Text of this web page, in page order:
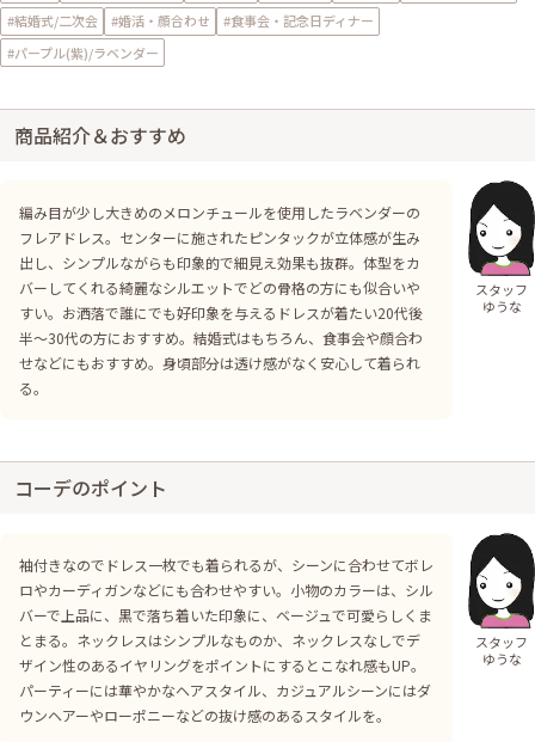
#結婚式/二次会
#婚活・顔合わせ
#食事会・記念日ディナー
#パープル(紫)/ラベンダー
商品紹介＆おすすめ
編み目が少し大きめのメロンチュールを使用したラベンダーの
フレアドレス。センターに施されたピンタックが立体感が生み
出し、シンプルながらも印象的で細見え効果も抜群。体型をカ
バーしてくれる綺麗なシルエットでどの骨格の方にも似合いや
すい。お洒落で誰にでも好印象を与えるドレスが着たい20代後
半〜30代の方におすすめ。結婚式はもちろん、食事会や顔合わ
せなどにもおすすめ。身頃部分は透け感がなく安心して着られ
る。
スタッフ
ゆうな
コーデのポイント
袖付きなのでドレス一枚でも着られるが、シーンに合わせてボレ
ロやカーディガンなどにも合わせやすい。小物のカラーは、シル
バーで上品に、黒で落ち着いた印象に、ベージュで可愛らしくま
とまる。ネックレスはシンプルなものか、ネックレスなしでデ
ザイン性のあるイヤリングをポイントにするとこなれ感もUP。
パーティーには華やかなヘアスタイル、カジュアルシーンにはダ
ウンヘアーやローポニーなどの抜け感のあるスタイルを。
スタッフ
ゆうな